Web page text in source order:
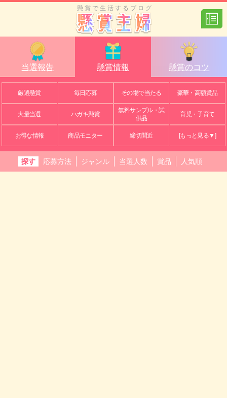
懸賞で生活するブログ
当選報告 懸賞情報 懸賞のコツ
厳選懸賞 毎日応募 その場で当たる 豪華・高額賞品
大量当選 ハガキ懸賞
無料サンプル・試
供品
育児・子育て
お得な情報 商品モニター 締切間近 [もっと見る▼]
探す 応募方法 ジャンル 当選人数 賞品 人気順